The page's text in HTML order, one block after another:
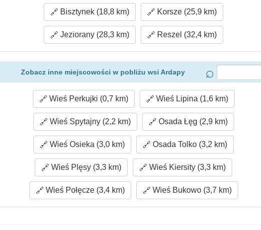
Bisztynek (18,8 km) Korsze (25,9 km)
Jeziorany (28,3 km) Reszel (32,4 km)
Zobacz inne miejscowości w pobliżu wsi Ardapy
Wieś Perkujki (0,7 km) Wieś Lipina (1,6 km)
Wieś Spytajny (2,2 km) Osada Łęg (2,9 km)
Wieś Osieka (3,0 km) Osada Tolko (3,2 km)
Wieś Plęsy (3,3 km) Wieś Kiersity (3,3 km)
Wieś Połęcze (3,4 km) Wieś Bukowo (3,7 km)